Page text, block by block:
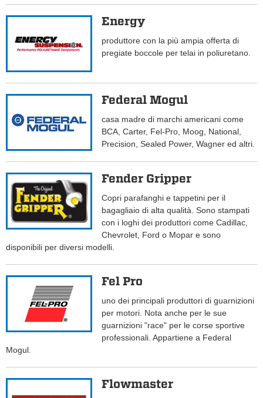
Energy
produttore con la più ampia offerta di
pregiate boccole per telai in poliuretano.
Federal Mogul
casa madre di marchi americani come
BCA, Carter, Fel-Pro, Moog, National,
Precision, Sealed Power, Wagner ed altri.
Fender Gripper
Copri parafanghi e tappetini per il
bagagliaio di alta qualità. Sono stampati
con i loghi dei produttori come Cadillac,
Chevrolet, Ford o Mopar e sono
disponibili per diversi modelli.
Fel Pro
uno dei principali produttori di guarnizioni
per motori. Nota anche per le sue
guarnizioni "race" per le corse sportive
professionali. Appartiene a Federal
Mogul.
Flowmaster